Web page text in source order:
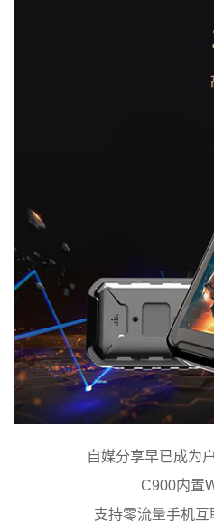
自媒分享早已成为
C900内置
支持零流量手机